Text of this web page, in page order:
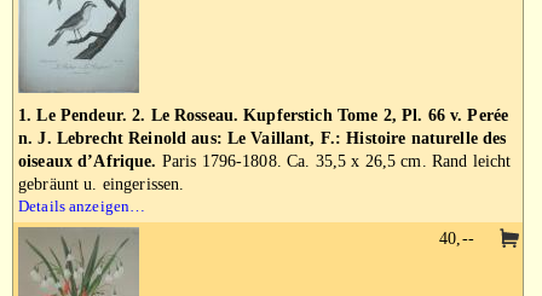
1. Le Pendeur. 2. Le Rosseau. Kupferstich Tome 2, Pl. 66 v. Perée
n. J. Lebrecht Reinold aus: Le Vaillant, F.: Histoire naturelle des
oiseaux d’Afrique. Paris 1796-1808. Ca. 35,5 x 26,5 cm. Rand leicht
gebräunt u. eingerissen.
Details anzeigen…
40,--